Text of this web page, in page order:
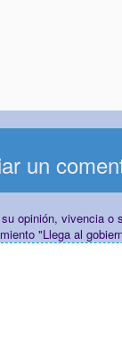
un
opinión, vivencia o
"Llega al